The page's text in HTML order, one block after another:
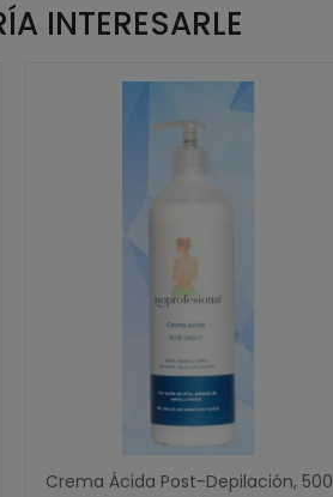
INTERESARLE
Crema Ácida Post-Depilación, 500